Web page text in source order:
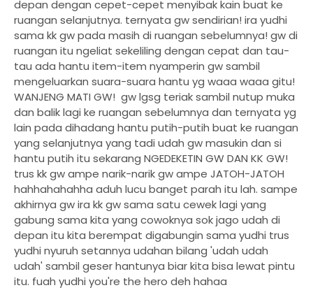
depan dengan cepet-cepet menyibak kain buat ke
ruangan selanjutnya. ternyata gw sendirian! ira yudhi
sama kk gw pada masih di ruangan sebelumnya! gw di
ruangan itu ngeliat sekeliling dengan cepat dan tau-
tau ada hantu item-item nyamperin gw sambil
mengeluarkan suara-suara hantu yg waaa waaa gitu!
WANJENG MATI GW! gw lgsg teriak sambil nutup muka
dan balik lagi ke ruangan sebelumnya dan ternyata yg
lain pada dihadang hantu putih-putih buat ke ruangan
yang selanjutnya yang tadi udah gw masukin dan si
hantu putih itu sekarang NGEDEKETIN GW DAN KK GW!
trus kk gw ampe narik-narik gw ampe JATOH-JATOH
hahhahahahha aduh lucu banget parah itu lah. sampe
akhirnya gw ira kk gw sama satu cewek lagi yang
gabung sama kita yang cowoknya sok jago udah di
depan itu kita berempat digabungin sama yudhi trus
yudhi nyuruh setannya udahan bilang 'udah udah
udah' sambil geser hantunya biar kita bisa lewat pintu
itu. fuah yudhi you're the hero deh hahaa